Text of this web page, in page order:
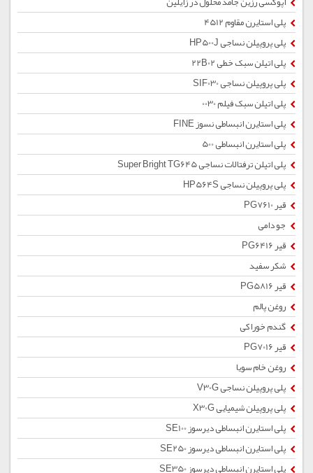
پلی استایرن مقاوم 4512
پلی پروپیلن نساجی HP500J
پلی اتیلن سبک خطی 22B02
پلی پروپیلن نساجی SIF030
پلی اتیلن سبک فیلم 0030
پلی استایرن انبساطی نسوز FINE
پلی استایرن انبساطی 500
پلی اتیلن ترفتالات نساجی Super Bright TG645
پلی پروپیلن نساجی HP564S
قیر PG7610
جو دامی
قیر PG6416
شکر سفید
قیر PG5816
روغن پالم
گندم خوراکی
قیر PG7016
روغن خام سویا
پلی پروپیلن نساجی V30G
پلی پروپیلن شیمیایی X30G
پلی استایرن انبساطی دیرسوز SE100
پلی استایرن انبساطی دیرسوز SE250
پلی استایرن انبساطی دیرسوز SE350